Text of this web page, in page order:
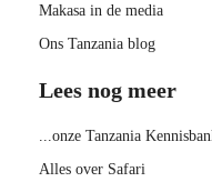
Makasa in de media
Ons Tanzania blog
Lees nog meer
...onze Tanzania
Alles over Safari